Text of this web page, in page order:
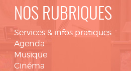
NOS RUBRIQUES
Services & infos pratiques
Agenda
Musique
Cinéma